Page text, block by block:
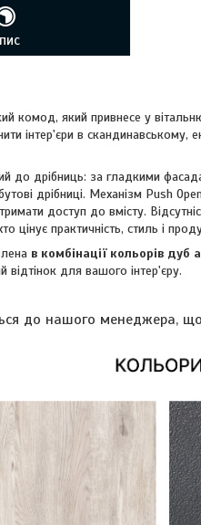
комод, який привнесе у
інтер'єри в скандинавському,
дрібниць: за гладкими
дрібниці. Механізм Push
доступ до вмісту.
цінує практичність, стиль і
в комбінації кольорів дуб
відтінок для вашого інтер'єру.
до нашого менеджера,